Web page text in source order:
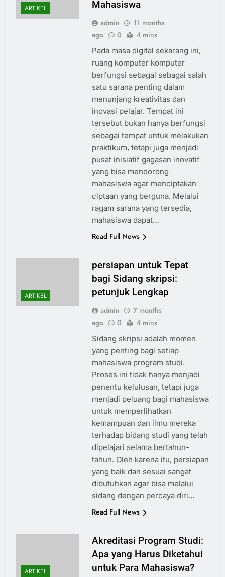
ARTIKEL
Mahasiswa
admin
11 months
ago
0 4 mins
Pada masa digital sekarang ini,
ruang komputer komputer
berfungsi sebagai sebagai salah
satu sarana penting dalam
menunjang kreativitas dan
inovasi pelajar. Tempat ini
tersebut bukan hanya berfungsi
sebagai tempat untuk melakukan
praktikum, tetapi juga menjadi
pusat inisiatif gagasan inovatif
yang bisa mendorong
mahasiswa agar menciptakan
ciptaan yang berguna. Melalui
ragam sarana yang tersedia,
mahasiswa dapat…
Read Full News
ARTIKEL
persiapan untuk Tepat
bagi Sidang skripsi:
petunjuk Lengkap
admin
7 months
ago
0 4 mins
Sidang skripsi adalah momen
yang penting bagi setiap
mahasiswa program studi.
Proses ini tidak hanya menjadi
penentu kelulusan, tetapi juga
menjadi peluang bagi mahasiswa
untuk memperlihatkan
kemampuan dan ilmu mereka
terhadap bidang studi yang telah
dipelajari selama bertahun-
tahun. Oleh karena itu, persiapan
yang baik dan sesuai sangat
dibutuhkan agar bisa melalui
sidang dengan percaya diri…
Read Full News
ARTIKEL
Akreditasi Program Studi:
Apa yang Harus Diketahui
untuk Para Mahasiswa?